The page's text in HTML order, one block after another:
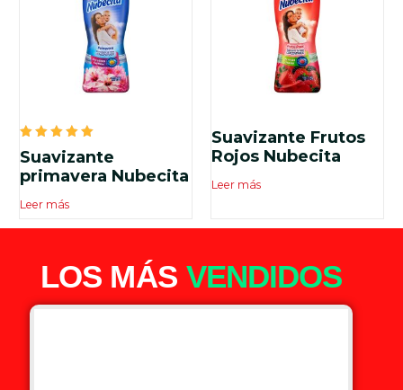
Valorado
en
5.00
de 5
Suavizante
primavera Nubecita
Leer más
Suavizante Frutos
Rojos Nubecita
Leer más
LOS MÁS VENDIDOS